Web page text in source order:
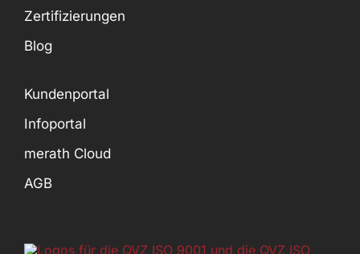
Zertifizierungen
Blog
Kundenportal
Infoportal
merath Cloud
AGB